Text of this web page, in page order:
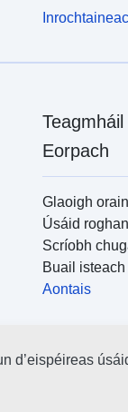
Eorpach
Glaoigh
Úsáid
Scríobh
Buail
Aontais
d’eispéireas